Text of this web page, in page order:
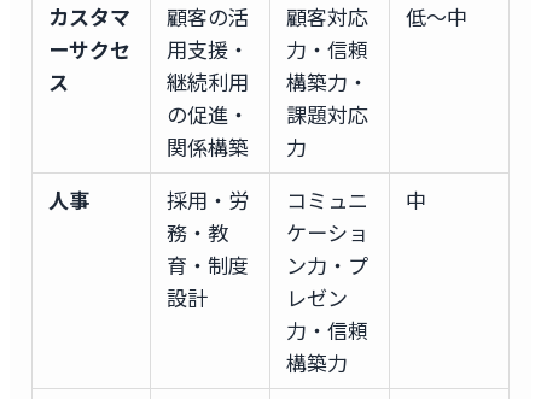
カスタマ
ーサクセ
ス
顧客の活
用支援・
継続利用
の促進・
関係構築
顧客対応
力・信頼
構築力・
課題対応
力
低〜中
人事
採用・労
務・教
育・制度
設計
コミュニ
ケーショ
ン力・プ
レゼン
力・信頼
構築力
中